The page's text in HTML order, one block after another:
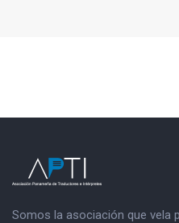
Somos la asociación que vela